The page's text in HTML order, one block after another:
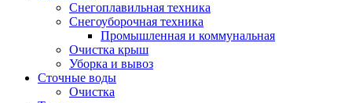
Снегоплавильная техника
Снегоуборочная техника
Промышленная и коммунальная
Очистка крыш
Уборка и вывоз
Сточные воды
Очистка